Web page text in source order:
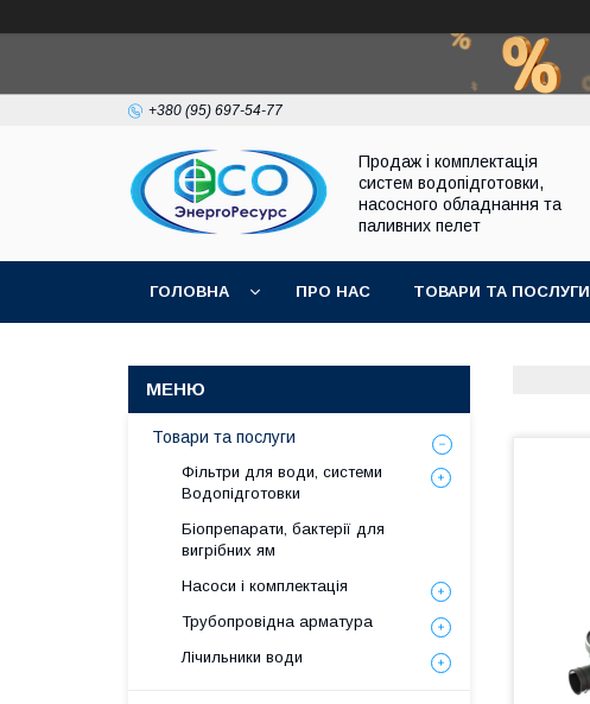
+380 (95) 697-54-77
Продаж і комплектація
систем водопідготовки,
насосного обладнання та
паливних пелет
ГОЛОВНА ПРО НАС ТОВАРИ ТА ПОСЛУГИ
Товари та послуги
Фільтри для води, системи
Водопідготовки
Біопрепарати, бактерії для
вигрібних ям
Насоси і комплектація
Трубопровідна арматура
Лічильники води